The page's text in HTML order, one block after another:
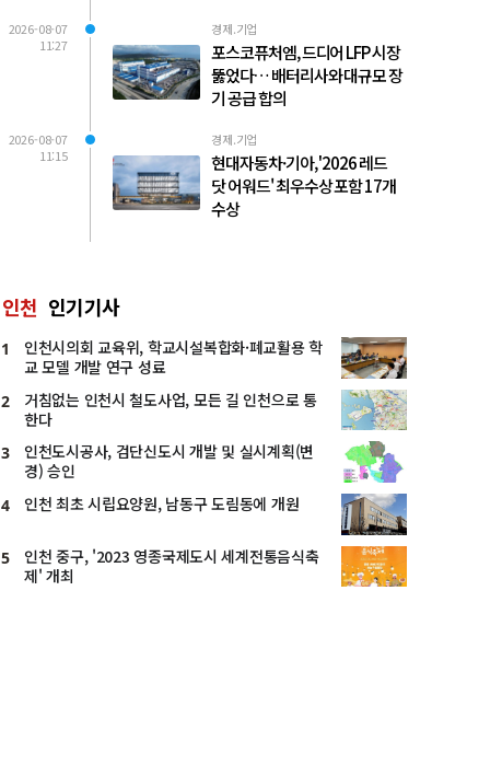
2026-08-07
11:27
경제.기업
포스코퓨처엠, 드디어 LFP 시장
뚫었다… 배터리사와 대규모 장
기 공급 합의
2026-08-07
11:15
경제.기업
현대자동차·기아, '2026 레드
닷 어워드' 최우수상 포함 17개
수상
인천 인기기사
1
인천시의회 교육위, 학교시설복합화·폐교활용 학
교 모델 개발 연구 성료
2
거침없는 인천시 철도사업, 모든 길 인천으로 통
한다
3
인천도시공사, 검단신도시 개발 및 실시계획(변
경) 승인
4 인천 최초 시립요양원, 남동구 도림동에 개원
5
인천 중구, '2023 영종국제도시 세계전통음식축
제' 개최